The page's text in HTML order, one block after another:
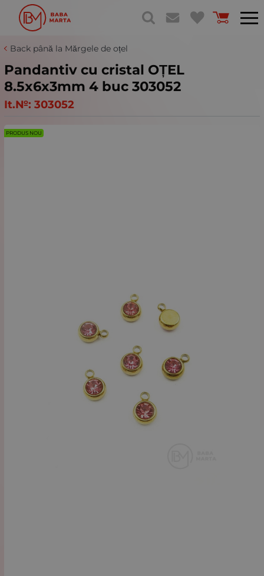
Back până la Mărgele de oțel
Pandantiv cu cristal OȚEL
8.5x6x3mm 4 buc 303052
It.№: 303052
PRODUS NOU